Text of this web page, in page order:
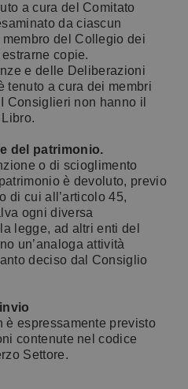
a cura del Comitato
da ciascun
del Collegio dei
copie.
e delle Deliberazioni
tenuto a cura dei membri
Consiglieri non hanno il
del patrimonio.
o di scioglimento
è devoluto, previo
di cui all’articolo 45,
ogni diversa
legge, ad altri enti del
un’analoga attività
deciso dal Consiglio
è espressamente previsto
contenute nel codice
Settore.